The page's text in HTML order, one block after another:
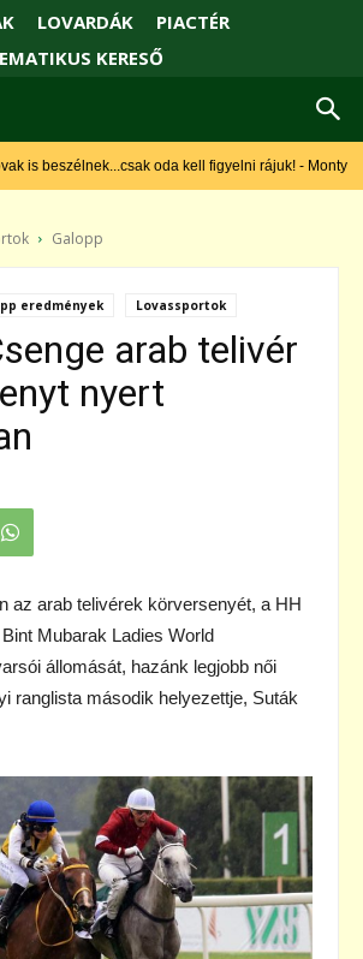
LOVARDÁK
PIACTÉR
KERESŐ
oda kell figyelni rájuk! - Monty Roberts
Galopp
eredmények Lovassportok
arab telivér
nyert
az arab telivérek körversenyét, a HH
Mubarak Ladies World
állomását, hazánk legjobb női
ranglista második helyezettje, Suták